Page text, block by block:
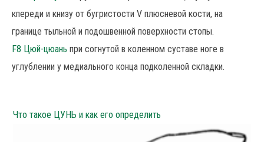
кпереди и книзу от бугристости V плюсневой кости, на
границе тыльной и подошвенной поверхности стопы.
F8 Цюй-цюань при согнутой в коленном суставе ноге в
углублении у медиального конца подколенной складки.
Что такое ЦУНЬ и как его определить